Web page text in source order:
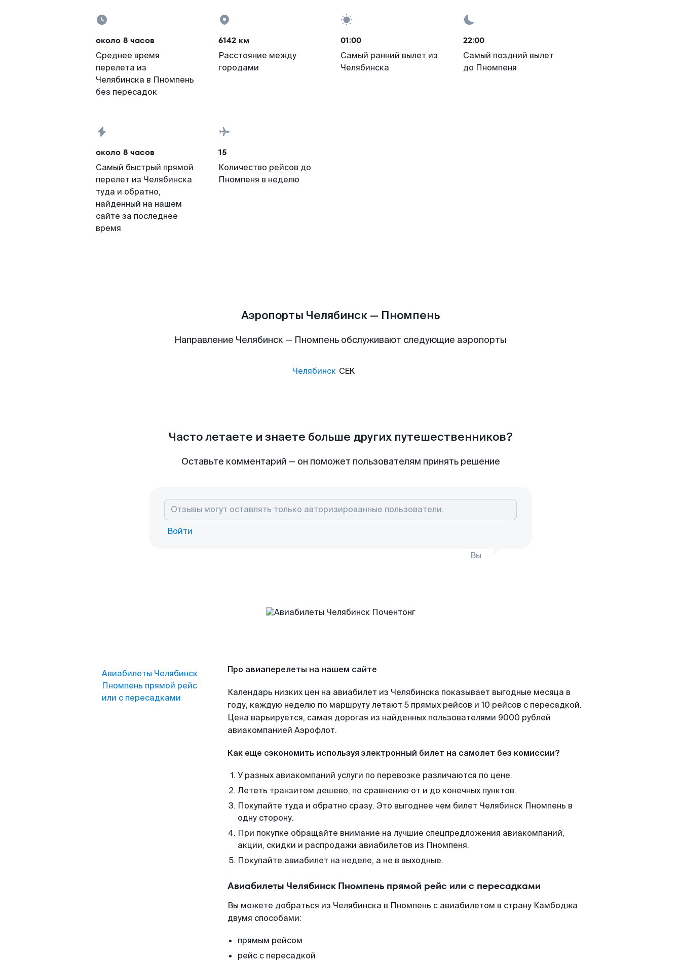
около 8 часов
Среднее время
перелета из
Челябинска в Пномпень
без пересадок
6142 км
Расстояние между
городами
01:00
Самый ранний вылет из
Челябинска
22:00
Самый поздний вылет
до Пномпеня
около 8 часов
Самый быстрый прямой
перелет из Челябинска
туда и обратно,
найденный на нашем
сайте за последнее
время
15
Количество рейсов до
Пномпеня в неделю
Аэропорты Челябинск — Пномпень
Направление Челябинск — Пномпень обслуживают следующие аэропорты
Челябинск CEK
Часто летаете и знаете больше других путешественников?
Оставьте комментарий — он поможет пользователям принять решение
Войти
Вы
Авиабилеты Челябинск
Пномпень прямой рейс
или с пересадками
Про авиаперелеты на нашем сайте
Календарь низких цен на авиабилет из Челябинска показывает выгодные месяца в
году, каждую неделю по маршруту летают 5 прямых рейсов и 10 рейсов с пересадкой.
Цена варьируется, самая дорогая из найденных пользователями 9000 рублей
авиакомпанией Аэрофлот.
Как еще сэкономить используя электронный билет на самолет без комиссии?
У разных авиакомпаний услуги по перевозке различаются по цене.
Лететь транзитом дешево, по сравнению от и до конечных пунктов.
Покупайте туда и обратно сразу. Это выгоднее чем билет Челябинск Пномпень в
одну сторону.
При покупке обращайте внимание на лучшие спецпредложения авиакомпаний,
акции, скидки и распродажи авиабилетов из Пномпеня.
Покупайте авиабилет на неделе, а не в выходные.
Авиабилеты Челябинск Пномпень прямой рейс или с пересадками
Вы можете добраться из Челябинска в Пномпень с авиабилетом в страну Камбоджа
двумя способами:
прямым рейсом
рейс с пересадкой